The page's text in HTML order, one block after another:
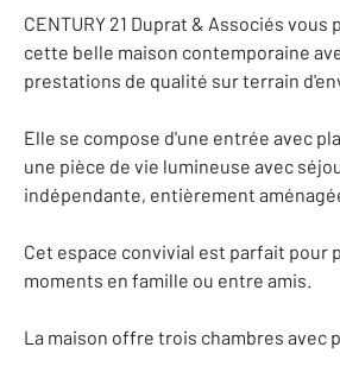
CENTURY 21 Duprat & Associés vous
cette belle maison contemporaine
prestations de qualité sur terrain
Elle se compose d'une entrée avec
une pièce de vie lumineuse avec
indépendante, entièrement
Cet espace convivial est parfait pour
moments en famille ou entre amis.
La maison offre trois chambres avec